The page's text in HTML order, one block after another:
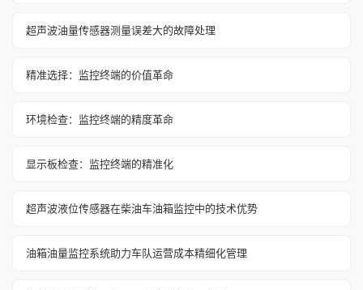
超声波油量传感器测量误差大的故障处理
精准选择：监控终端的价值革命
环境检查：监控终端的精度革命
显示板检查：监控终端的精准化
超声波液位传感器在柴油车油箱监控中的技术优势
油箱油量监控系统助力车队运营成本精细化管理